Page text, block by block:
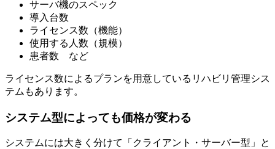
サーバ機のスペック
導入台数
ライセンス数（機能）
使用する人数（規模）
患者数 など
ライセンス数によるプランを用意しているリハビリ管理シス
テムもあります。
システム型によっても価格が変わる
システムには大きく分けて「クライアント・サーバー型」と